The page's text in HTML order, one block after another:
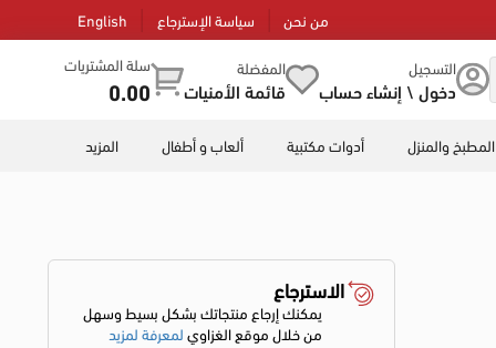
من نحن سياسة الإسترجاع English
التسجيل
دخول \ إنشاء حساب
المفضلة
قائمة الأمنيات
سلة المشتريات
0.00
المطبخ والمنزل أدوات مكتبية ألعاب و أطفال المزيد
الاسترجاع
يمكنك إرجاع منتجاتك بشكل بسيط وسهل
من خلال موقع الغزاويلمعرفة لمزيد